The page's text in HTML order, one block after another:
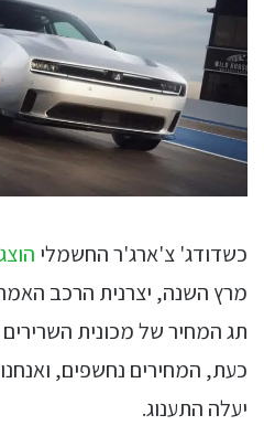
כשדודג' צ'ארג'ר החשמלי
מרץ השנה, יצרנית הרכב
תג המחיר של מכונית
כעת, המחירים נחשפים,
יעלה התענוג.